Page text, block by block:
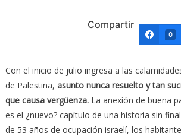
Compartir
0
Con el inicio de julio ingresa a las
de Palestina, asunto nunca resuelto y tan
que causa vergüenza.La anexión de buena
es el ¿nuevo? capítulo de una historia sin
de 53 años de ocupación israelí, los